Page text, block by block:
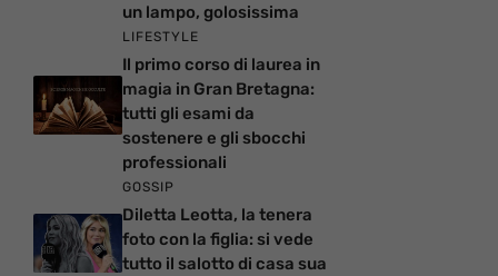
un lampo, golosissima
LIFESTYLE
Il primo corso di laurea in
magia in Gran Bretagna:
tutti gli esami da
sostenere e gli sbocchi
professionali
GOSSIP
Diletta Leotta, la tenera
foto con la figlia: si vede
tutto il salotto di casa sua